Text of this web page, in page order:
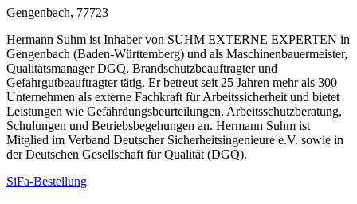
Gengenbach, 77723
Hermann Suhm ist Inhaber von SUHM EXTERNE EXPERTEN in
Gengenbach (Baden-Württemberg) und als Maschinenbauermeister,
Qualitätsmanager DGQ, Brandschutzbeauftragter und
Gefahrgutbeauftragter tätig. Er betreut seit 25 Jahren mehr als 300
Unternehmen als externe Fachkraft für Arbeitssicherheit und bietet
Leistungen wie Gefährdungsbeurteilungen, Arbeitsschutzberatung,
Schulungen und Betriebsbegehungen an. Hermann Suhm ist
Mitglied im Verband Deutscher Sicherheitsingenieure e.V. sowie in
der Deutschen Gesellschaft für Qualität (DGQ).
SiFa-Bestellung